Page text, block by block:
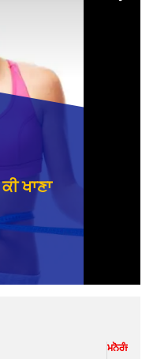
ਮਨੋਰੰਜਨ